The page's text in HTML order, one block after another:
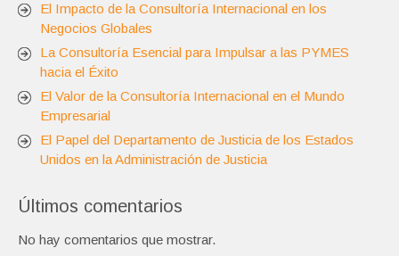
El Impacto de la Consultoría Internacional en los
Negocios Globales
La Consultoría Esencial para Impulsar a las PYMES
hacia el Éxito
El Valor de la Consultoría Internacional en el Mundo
Empresarial
El Papel del Departamento de Justicia de los Estados
Unidos en la Administración de Justicia
Últimos comentarios
No hay comentarios que mostrar.